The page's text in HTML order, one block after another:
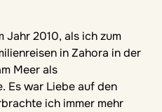
Jahr 2010, als ich zum
in Zahora in der
Meer als
Es war Liebe auf den
ich immer mehr